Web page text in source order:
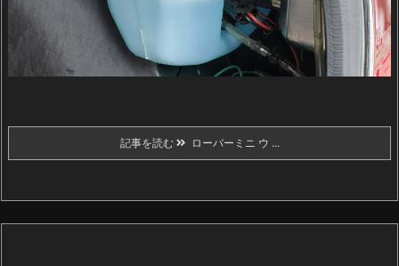
記事を読む ローバーミニ ウ ...